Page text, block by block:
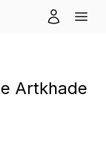
Artkhade